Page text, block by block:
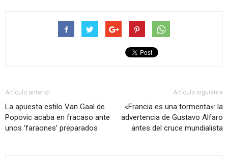
Artículo anterior
La apuesta estilo Van Gaal de
Popovic acaba en fracaso ante
unos ‘faraones’ preparados
Artículo siguiente
«Francia es una tormenta»: la
advertencia de Gustavo Alfaro
antes del cruce mundialista